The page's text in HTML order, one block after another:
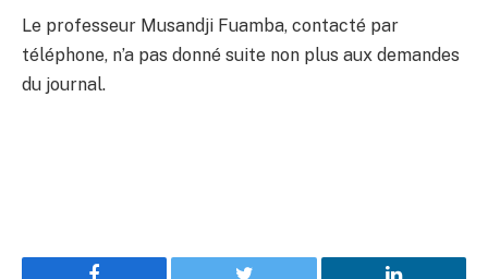
Le professeur Musandji Fuamba, contacté par
téléphone, n’a pas donné suite non plus aux demandes
du journal.